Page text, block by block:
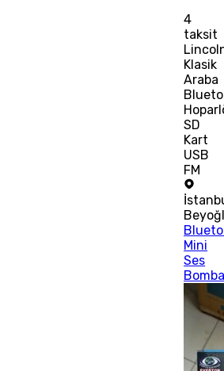
4
taksit
Klasik
Araba
SD
Kart
USB
FM
Mini
Ses